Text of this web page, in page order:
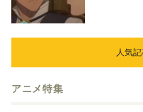
人気
アニメ特集